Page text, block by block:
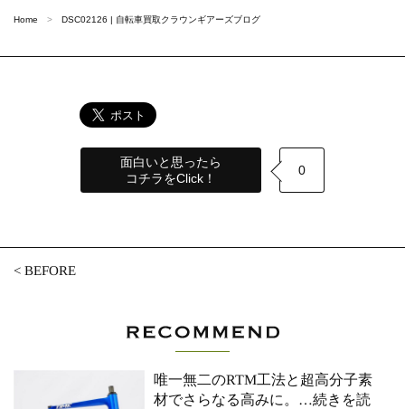
Home DSC02126 | 自転車買取クラウンギアーズブログ
面白いと思ったら
コチラをClick！
0
<BEFORE
唯一無二のRTM工法と超高分子素
材でさらなる高みに。 …続きを読